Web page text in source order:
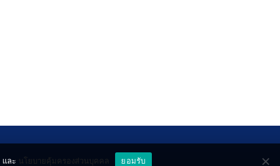
และ นโยบายคุ้มครองส่วนบุคคล ยอมรับ